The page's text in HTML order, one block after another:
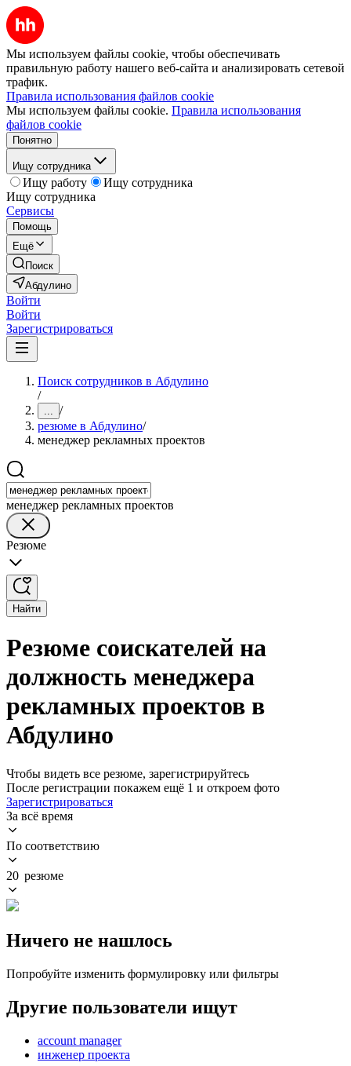
Мы используем файлы cookie, чтобы обеспечивать
правильную работу нашего веб-сайта и анализировать сетевой
трафик.
Правила использования файлов cookie
Мы используем файлы cookie. Правила использования
файлов cookie
Понятно
Ищу сотрудника
Ищу работу
Ищу сотрудника
Ищу сотрудника
Сервисы
Помощь
Ещё
Поиск
Абдулино
Войти
Войти
Зарегистрироваться
Поиск сотрудников в Абдулино
/
... /
резюме в Абдулино/
менеджер рекламных проектов
менеджер рекламных проектов
Резюме
Найти
Резюме соискателей на
должность менеджера
рекламных проектов в
Абдулино
Чтобы видеть все резюме, зарегистрируйтесь
После регистрации покажем ещё 1 и откроем фото
Зарегистрироваться
За всё время
По соответствию
20 резюме
Ничего не нашлось
Попробуйте изменить формулировку или фильтры
Другие пользователи ищут
account manager
инженер проекта